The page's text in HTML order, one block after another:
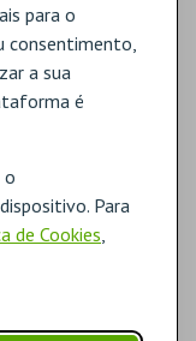
para o
consentimento,
a sua
é
o
Para
de Cookies